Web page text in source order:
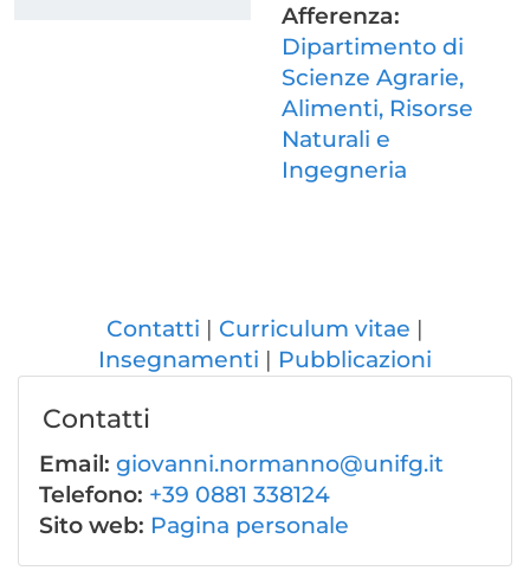
Afferenza:
Dipartimento di
Scienze Agrarie,
Alimenti, Risorse
Naturali e
Ingegneria
Contatti
Curriculum vitae
Insegnamenti
Pubblicazioni
Contatti
Email: giovanni.normanno@unifg.it
Telefono: +39 0881 338124
Sito web: Pagina personale